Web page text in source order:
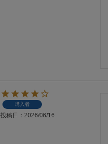
購入者
投稿日 2026/06/16